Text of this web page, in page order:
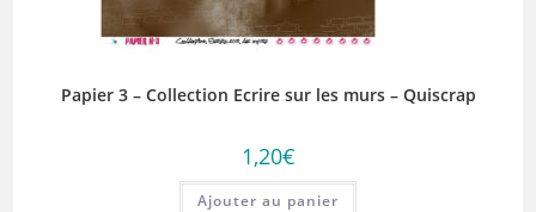
Papier 3 – Collection Ecrire sur les murs – Quiscrap
1,20€
Ajouter au panier